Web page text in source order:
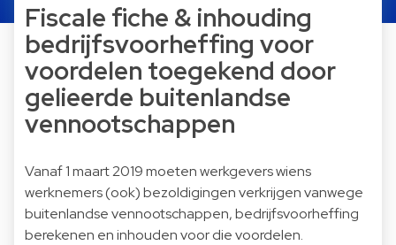
Fiscale fiche & inhouding
bedrijfsvoorheffing voor
voordelen toegekend door
gelieerde buitenlandse
vennootschappen
Vanaf 1 maart 2019 moeten werkgevers wiens
werknemers (ook) bezoldigingen verkrijgen vanwege
buitenlandse vennootschappen, bedrijfsvoorheffing
berekenen en inhouden voor die voordelen.